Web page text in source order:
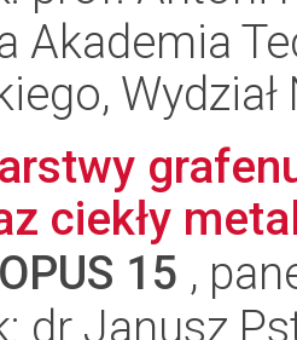
Akademia
ciekły
OPUS 15 ,
dr Janusz